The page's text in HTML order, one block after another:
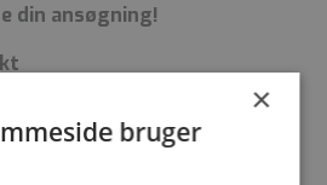
din ansøgning!
eller har du lyst til at
muligheder og rammer, er
at kontakte cheflæge Dan
×
bruger